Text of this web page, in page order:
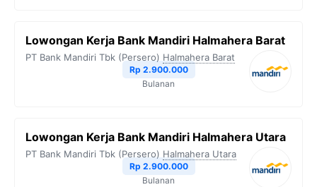
Lowongan Kerja Bank Mandiri Halmahera Barat
PT Bank Mandiri Tbk (Persero) Halmahera Barat
Rp 2.900.000
Bulanan
Lowongan Kerja Bank Mandiri Halmahera Utara
PT Bank Mandiri Tbk (Persero) Halmahera Utara
Rp 2.900.000
Bulanan